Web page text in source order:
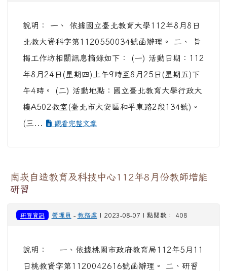
說明： 一、 依據國立臺北教育大學112年8月8日
北教大資科字第1120550034號函辦理。 二、 旨
揭工作坊相關訊息摘錄如下： (一) 活動日期：112
年8月24日(星期四)上午9時至8月25日(星期五)下
午4時。 (二) 活動地點：國立臺北教育大學行政大
樓A502教室(臺北市大安區和平東路2段134號)。
(三...
觀看完整文章
南崁自造教育及科技中心112年8月份教師增能
研習
研習資訊 管理員 - 教務處 | 2023-08-07 | 點閱數： 408
說明： 一、依據桃園市政府教育局112年5月11
日桃教資字第1120042616號函辦理。 二、研習